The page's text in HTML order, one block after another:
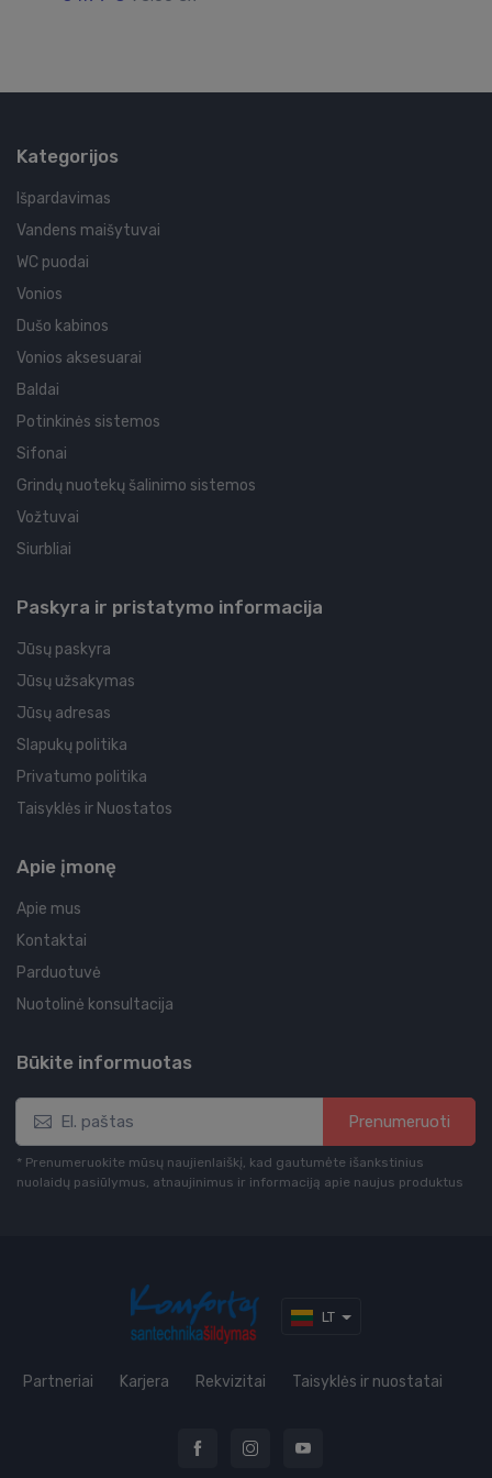
Kategorijos
Išpardavimas
Vandens maišytuvai
WC puodai
Vonios
Dušo kabinos
Vonios aksesuarai
Baldai
Potinkinės sistemos
Sifonai
Grindų nuotekų šalinimo sistemos
Vožtuvai
Siurbliai
Paskyra ir pristatymo informacija
Jūsų paskyra
Jūsų užsakymas
Jūsų adresas
Slapukų politika
Privatumo politika
Taisyklės ir Nuostatos
Apie įmonę
Apie mus
Kontaktai
Parduotuvė
Nuotolinė konsultacija
Būkite informuotas
Prenumeruoti
* Prenumeruokite mūsų naujienlaiškį, kad gautumėte išankstinius
nuolaidų pasiūlymus, atnaujinimus ir informaciją apie naujus produktus
LT
Partneriai Karjera Rekvizitai Taisyklės ir nuostatai